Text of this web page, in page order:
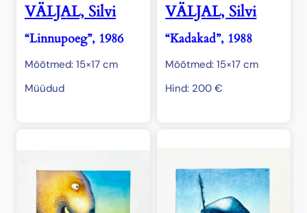
VÄLJAL, Silvi
“Linnupoeg”, 1986
Mõõtmed: 15×17 cm
Müüdud
VÄLJAL, Silvi
“Kadakad”, 1988
Mõõtmed: 15×17 cm
Hind: 200€